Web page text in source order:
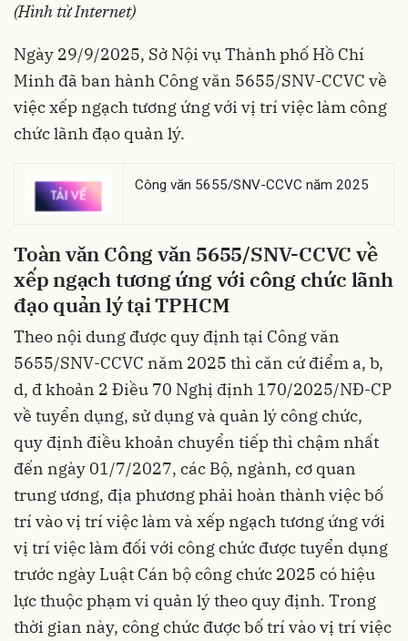
(Hình từ Internet)
Ngày 29/9/2025, Sở Nội vụ Thành phố Hồ Chí
Minh đã ban hành Công văn 5655/SNV-CCVC về
việc xếp ngạch tương ứng với vị trí việc làm công
chức lãnh đạo quản lý.
Công văn 5655/SNV-CCVC năm 2025
Toàn văn Công văn 5655/SNV-CCVC về
xếp ngạch tương ứng với công chức lãnh
đạo quản lý tại TPHCM
Theo nội dung được quy định tại Công văn
5655/SNV-CCVC năm 2025 thì căn cứ điểm a, b,
d, đ khoản 2 Điều 70 Nghị định 170/2025/NĐ-CP
về tuyển dụng, sử dụng và quản lý công chức,
quy định điều khoản chuyển tiếp thì chậm nhất
đến ngày 01/7/2027, các Bộ, ngành, cơ quan
trung ương, địa phương phải hoàn thành việc bố
trí vào vị trí việc làm và xếp ngạch tương ứng với
vị trí việc làm đối với công chức được tuyển dụng
trước ngày Luật Cán bộ công chức 2025 có hiệu
lực thuộc phạm vi quản lý theo quy định. Trong
thời gian này, công chức được bố trí vào vị trí việc